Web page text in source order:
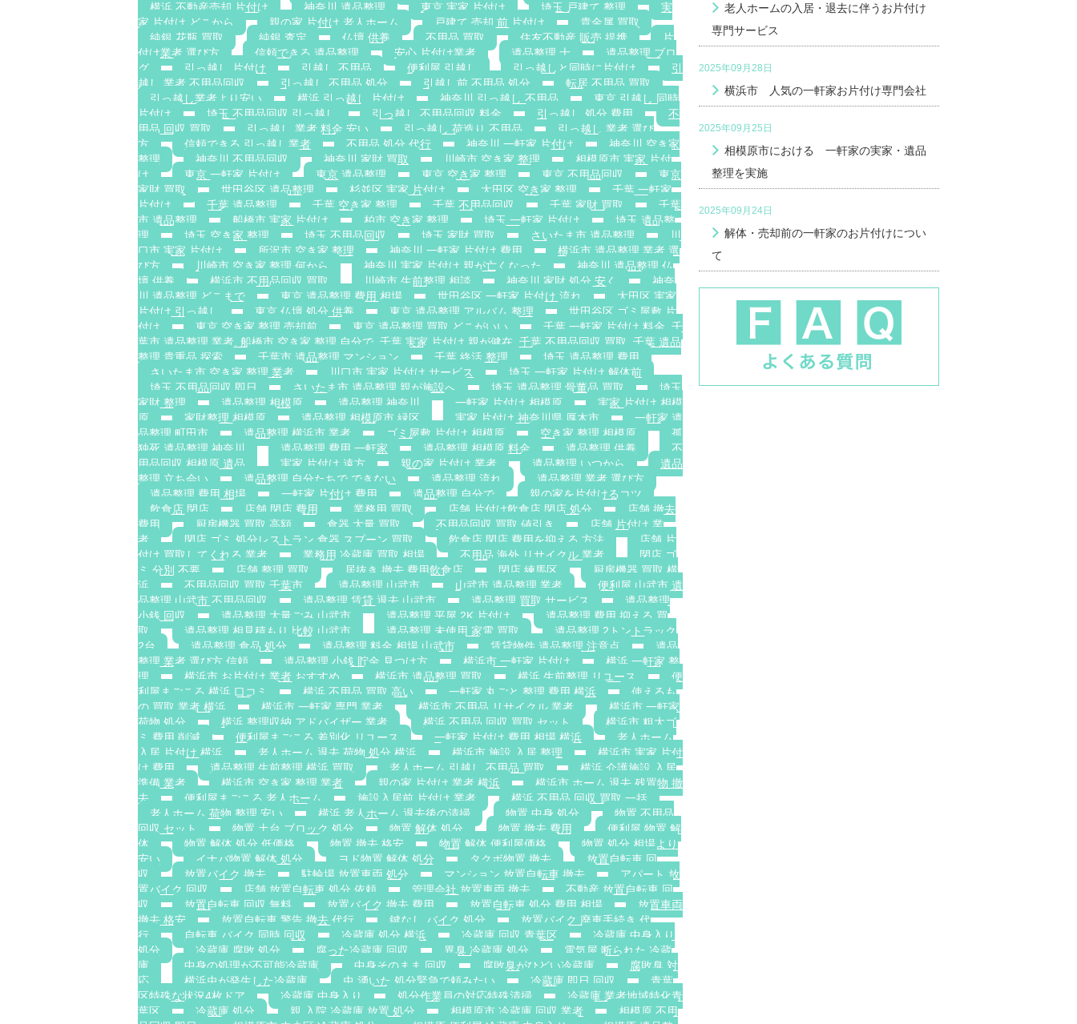
横浜 不動産売却 片付け
神奈川 遺品整理 東京 実家 片付け 埼玉 戸建て 整理
実
家 片付け どこから
親の家 片付け 老人ホーム 戸建て 売却 前 片付け
貴金属 買取
純銀 花瓶 買取
純銀 査定 仏壇 供養 不用品 買取 住友不動産 販売 提携
片
付け業者 選び方
信頼できる 遺品整理 安心 片付け業者 遺品整理 士
遺品整理 ブロ
グ
引っ越し 片付け 引越し 不用品 便利屋 引越し 引っ越しと同時に片付け
引
越し 業者 不用品回収
引っ越し 不用品 処分 引越し前 不用品 処分
転居 不用品 買取
引っ越し業者より安い
横浜 引っ越し 片付け 神奈川 引っ越し 不用品
東京 引越し 同時
片付け
埼玉 不用品回収 引っ越し 引っ越し 不用品回収 料金 引っ越し 処分 費用
不
用品 回収 買取
引っ越し 業者 料金 安い 引っ越し 荷造り 不用品
引っ越し 業者 選び
方
信頼できる 引っ越し業者 不用品 処分 代行 神奈川 一軒家 片付け
神奈川 空き家
整理
神奈川 不用品回収 神奈川 家財 買取 川崎市 空き家 整理
相模原市 実家 片付
け
東京 一軒家 片付け 東京 遺品整理 東京 空き家 整理 東京 不用品回収
東京
家財 買取
世田谷区 遺品整理 杉並区 実家 片付け 大田区 空き家 整理
千葉 一軒家
片付け
千葉 遺品整理 千葉 空き家 整理 千葉 不用品回収 千葉 家財 買取
千葉
市 遺品整理
船橋市 実家 片付け 柏市 空き家 整理 埼玉 一軒家 片付け
埼玉 遺品整
理
埼玉 空き家 整理 埼玉 不用品回収 埼玉 家財 買取 さいたま市 遺品整理
川
口市 実家 片付け
所沢市 空き家 整理 神奈川 一軒家 片付け 費用
横浜市 遺品整理 業者 選
び方
川崎市 空き家 整理 何から 神奈川 実家 片付け 親が亡くなった
神奈川 遺品整理 仏
壇 供養
横浜市 不用品回収 買取 川崎市 生前整理 相談 神奈川 家財 処分 安く
神奈
川 遺品整理 どこまで
東京 遺品整理 費用 相場 世田谷区 一軒家 片付け 流れ
大田区 実家
片付け 引っ越し
東京 仏壇 処分 供養 東京 遺品整理 アルバム 整理
世田谷区 ゴミ屋敷 片
付け
東京 空き家 整理 売却前 東京 遺品整理 買取 どこがいい
千葉 一軒家 片付け 料金. 千
葉市 遺品整理 業者. 船橋市 空き家 整理 自分で. 千葉 実家 片付け 親が健在. 千葉 不用品回収 買取. 千葉 遺品
整理 貴重品 探索
千葉市 遺品整理 マンション 千葉 終活 整理
埼玉 遺品整理 費用
さいたま市 空き家 整理 業者
川口市 実家 片付け サービス
埼玉 一軒家 片付け 解体前
埼玉 不用品回収 即日
さいたま市 遺品整理 親が施設へ 埼玉 遺品整理 骨董品 買取
埼玉
家財 整理
遺品整理 相模原 遺品整理 神奈川 一軒家 片付け 相模原
実家 片付け 相模
原
家財整理 相模原 遺品整理 相模原市 緑区 実家 片付け 神奈川県 厚木市
一軒家 遺
品整理 町田市
遺品整理 横浜市 業者 ゴミ屋敷 片付け 相模原 空き家 整理 相模原
孤
独死 遺品整理 神奈川
遺品整理 費用 一軒家 遺品整理 相模原 料金 遺品整理 供養
不
用品回収 相模原 遺品
実家 片付け 遠方 親の家 片付け 業者 遺品整理 いつから
遺品
整理 立ち会い
遺品整理 自分たちで できない 遺品整理 流れ
遺品整理 業者 選び方
遺品整理 費用 相場
一軒家 片付け 費用 遺品整理 自分で
親の家を片付けるコツ
飲食店 閉店
店舗 閉店 費用 業務用 買取 店舗 片付け飲食店 閉店 処分
店舗 撤去
費用
厨房機器 買取 高額 食器 大量 買取 不用品回収 買取 値引き
店舗 片付け 業
者
閉店 ゴミ 処分レストラン 食器 スプーン 買取 飲食店 閉店 費用を抑える 方法
店舗 片
付け 買取してくれる 業者
業務用 冷蔵庫 買取 相場 不用品 海外 リサイクル 業者
閉店 ゴ
ミ 分別 不要
店舗 整理 買取 居抜き 撤去 費用飲食店 閉店 練馬区
厨房機器 買取 横
浜
不用品回収 買取 千葉市 遺品整理 山武市 山武市 遺品整理 業者
便利屋 山武市 遺
品整理 山武市 不用品回収
遺品整理 賃貸 退去 山武市 遺品整理 買取 サービス
遺品整理
小銭 回収
遺品整理 大量ごみ 山武市 遺品整理 平屋 2K 片付け
遺品整理 費用 抑える 買
取
遺品整理 相見積もり 比較 山武市 遺品整理 未使用 家電 買取
遺品整理 2トントラック
2台
遺品整理 食品 処分 遺品整理 料金 相場 山武市 賃貸物件 遺品整理 注意点
遺品
整理 業者 選び方 信頼
遺品整理 小銭 貯金 見つけ方 横浜市 一軒家 片付け
横浜 一軒家 整
理
横浜市 お片付け 業者 おすすめ 横浜市 遺品整理 買取 横浜 生前整理 リユース
便
利屋まごころ 横浜 口コミ
横浜 不用品 買取 高い 一軒家 丸ごと 整理 費用 横浜
使えるも
の 買取 業者 横浜
横浜市 一軒家 専門 業者 横浜市 不用品 リサイクル 業者
横浜市 一軒家
荷物 処分
横浜 整理収納 アドバイザー 業者 横浜 不用品 回収 買取 セット
横浜市 粗大ゴ
ミ 費用 削減
便利屋まごころ 差別化 リユース 一軒家 片付け 費用 相場 横浜
老人ホーム
入居 片付け 横浜
老人ホーム 退去 荷物 処分 横浜 横浜市 施設 入居 整理
横浜市 実家 片付
け 費用
遺品整理 生前整理 横浜 買取 老人ホーム 引越し 不用品 買取
横浜 介護施設 入居
準備 業者
横浜市 空き家 整理 業者 親の家 片付け 業者 横浜
横浜市 ホーム 退去 残置物 撤
去
便利屋まごころ 老人ホーム 施設入居前 片付け 業者
横浜 不用品 回収 買取 一括
老人ホーム 荷物 整理 安い
横浜 老人ホーム 退去後の清掃 物置 中身 処分
物置 不用品
回収 セット
物置 土台 ブロック 処分 物置 解体 処分 物置 撤去 費用
便利屋 物置 解
体
物置 解体 処分 低価格 物置 撤去 格安 物置 解体 便利屋価格
物置 処分 相場より
安い
イナバ物置 解体 処分 ヨド物置 解体 処分 タクボ物置 撤去
放置自転車 回
収
放置バイク 撤去 駐輪場 放置車両 処分 マンション 放置自転車 撤去
アパート 放
置バイク 回収
店舗 放置自転車 処分 依頼 管理会社 放置車両 撤去
不動産 放置自転車 回
収
放置自転車 回収 無料 放置バイク 撤去 費用 放置自転車 処分 費用 相場
放置車両
撤去 格安
放置自転車 警告 撤去 代行 鍵なし バイク 処分
放置バイク 廃車手続き 代
行
自転車 バイク 同時 回収 冷蔵庫 処分 横浜 冷蔵庫 回収 青葉区
冷蔵庫 中身入り
処分
冷蔵庫 腐敗 処分 腐った冷蔵庫 回収 異臭 冷蔵庫 処分
電気屋 断られた 冷蔵
庫
中身の処理が不可能冷蔵庫 中身そのまま 回収 腐敗臭がひどい冷蔵庫
腐敗臭 対
応
横浜虫が発生した冷蔵庫 虫 湧いた 処分緊急で頼みたい 冷蔵庫 即日 回収
青葉
区特殊な状況4枚ドア
冷蔵庫 中身入り 処分作業員の対応特殊清掃
冷蔵庫 業者地域特化青
葉区
冷蔵庫 処分 親 入院 冷蔵庫 放置 処分 相模原市 冷蔵庫 回収 業者
相模原 不用
老人ホームの入居・退去に伴うお片付け
専門サービス
2025年09月28日
横浜市 人気の一軒家お片付け専門会社
2025年09月25日
相模原市における 一軒家の実家・遺品
整理を実施
2025年09月24日
解体・売却前の一軒家のお片付けについ
て